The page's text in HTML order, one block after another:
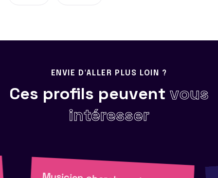
ENVIE D'ALLER PLUS LOIN ?
Ces profils peuvent vous
intéresser